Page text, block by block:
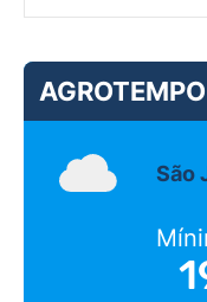
AGROTEMPO
São